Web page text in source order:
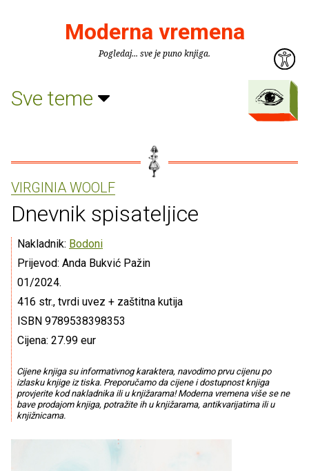
Moderna vremena
Pogledaj... sve je puno knjiga.
Sve teme
VIRGINIA WOOLF
Dnevnik spisateljice
Nakladnik: Bodoni
Prijevod: Anda Bukvić Pažin
01/2024.
416 str., tvrdi uvez + zaštitna kutija
ISBN 9789538398353
Cijena: 27.99 eur
Cijene knjiga su informativnog karaktera, navodimo prvu cijenu po
izlasku knjige iz tiska. Preporučamo da cijene i dostupnost knjiga
provjerite kod nakladnika ili u knjižarama! Moderna vremena više se ne
bave prodajom knjiga, potražite ih u knjižarama, antikvarijatima ili u
knjižnicama.